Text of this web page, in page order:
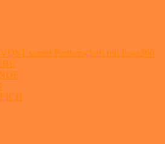
startet Partnerschaft mit Insta360